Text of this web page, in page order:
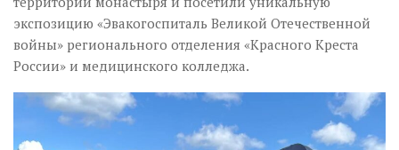
экспозицию «Эвакогоспиталь Великой Отечественной
войны» регионального отделения «Красного Креста
России» и медицинского колледжа.